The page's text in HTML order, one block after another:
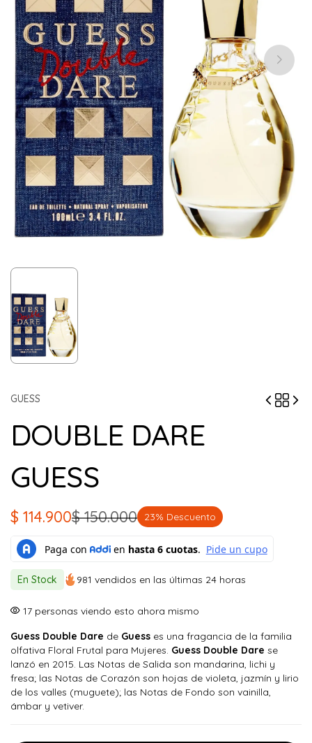
GUESS
DOUBLE DARE
GUESS
$150.000
El
precio
original
era:
$ 150.000.
$ 114.900
El
precio
actual
es:
$ 114.900.
23% Descuento
En Stock 981 vendidos en las últimas 24 horas
17 personas viendo esto ahora mismo
Guess Double Dare de Guess es una fragancia de la familia
olfativa Floral Frutal para Mujeres. Guess Double Dare se
lanzó en 2015. Las Notas de Salida son mandarina, lichi y
fresa; las Notas de Corazón son hojas de violeta, jazmín y lirio
de los valles (muguete); las Notas de Fondo son vainilla,
ámbar y vetiver.